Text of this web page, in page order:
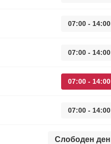
07:00 - 14:00
07:00 - 14:00
07:00 - 14:00
07:00 - 14:00
Слободен ден